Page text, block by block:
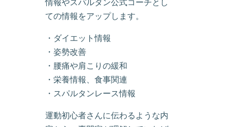
情報やスパルタン公式コーチとし
ての情報をアップします。
・ダイエット情報
・姿勢改善
・腰痛や肩こりの緩和
・栄養情報、食事関連
・スパルタンレース情報
運動初心者さんに伝わるような内